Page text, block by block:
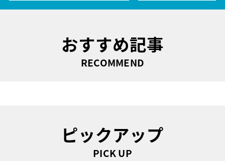
おすすめ記事
RECOMMEND
ピックアップ
PICK UP